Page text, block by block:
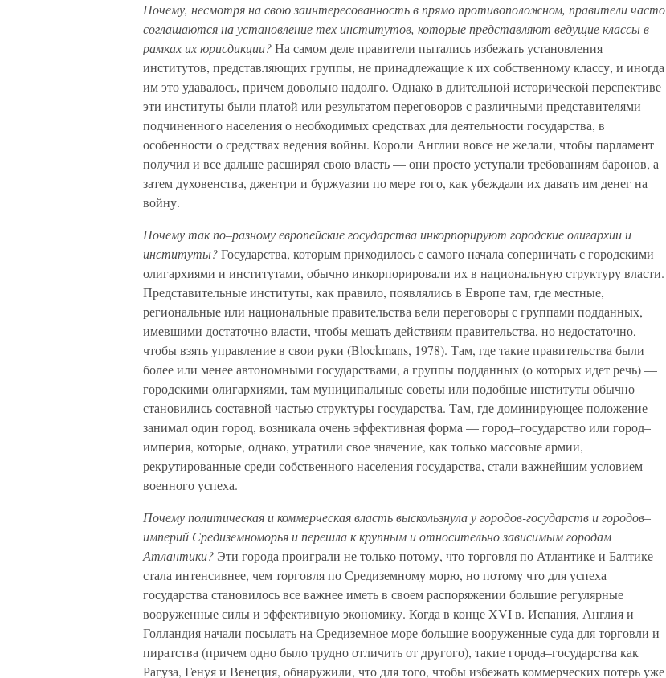
Почему, несмотря на свою заинтересованность в прямо противоположном, правители часто
соглашаются на установление тех институтов, которые представляют ведущие классы в
рамках их юрисдикции?На самом деле правители пытались избежать установления
институтов, представляющих группы, не принадлежащие к их собственному классу, и иногда
им это удавалось, причем довольно надолго. Однако в длительной исторической перспективе
эти институты были платой или результатом переговоров с различными представителями
подчиненного населения о необходимых средствах для деятельности государства, в
особенности о средствах ведения войны. Короли Англии вовсе не желали, чтобы парламент
получил и все дальше расширял свою власть — они просто уступали требованиям баронов, а
затем духовенства, джентри и буржуазии по мере того, как убеждали их давать им денег на
войну.
Почему так по–разному европейские государства инкорпорируют городские олигархии и
институты?Государства, которым приходилось с самого начала соперничать с городскими
олигархиями и институтами, обычно инкорпорировали их в национальную структуру власти.
Представительные институты, как правило, появлялись в Европе там, где местные,
региональные или национальные правительства вели переговоры с группами подданных,
имевшими достаточно власти, чтобы мешать действиям правительства, но недостаточно,
чтобы взять управление в свои руки (Blockmans, 1978). Там, где такие правительства были
более или менее автономными государствами, а группы подданных (о которых идет речь) —
городскими олигархиями, там муниципальные советы или подобные институты обычно
становились составной частью структуры государства. Там, где доминирующее положение
занимал один город, возникала очень эффективная форма — город–государство или город–
империя, которые, однако, утратили свое значение, как только массовые армии,
рекрутированные среди собственного населения государства, стали важнейшим условием
военного успеха.
Почему политическая и коммерческая власть выскользнула у городов-государств и городов–
империй Средиземноморья и перешла к крупным и относительно зависимым городам
Атлантики? Эти города проиграли не только потому, что торговля по Атлантике и Балтике
стала интенсивнее, чем торговля по Средиземному морю, но потому что для успеха
государства становилось все важнее иметь в своем распоряжении большие регулярные
вооруженные силы и эффективную экономику. Когда в конце XVI в. Испания, Англия и
Голландия начали посылать на Средиземное море большие вооруженные суда для торговли и
пиратства (причем одно было трудно отличить от другого), такие города–государства как
Рагуза, Генуя и Венеция, обнаружили, что для того, чтобы избежать коммерческих потерь уже